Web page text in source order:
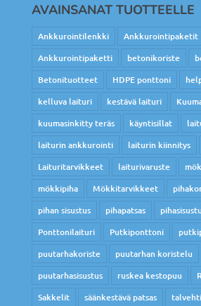
AVAINSANAT TUOTTEELLE
Ankkurointilenkki
Ankkurointipaketit
Ankkurointipaketti
betonikoriste
Betonituotteet
HDPE ponttoni
kelluva laituri
kestävä laituri
kuumasinkitty teräs
käyntisillat
laiturin ankkurointi
laiturin kiinnitys
Laituritarvikkeet
laiturivaruste
mökkipiha
Mökkitarvikkeet
pihan sisustus
pihapatsas
Ponttonilaituri
Putkiponttoni
puutarhakoriste
puutarhan koristelu
puutarhasisustus
ruskea kestopuu
Sakkelit
säänkestävä patsas